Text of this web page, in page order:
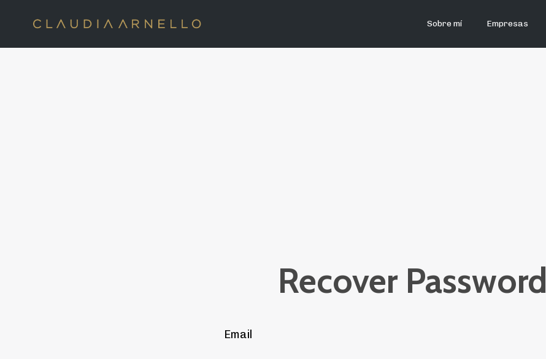
Sobre mí Empresas
Recover Password
Email